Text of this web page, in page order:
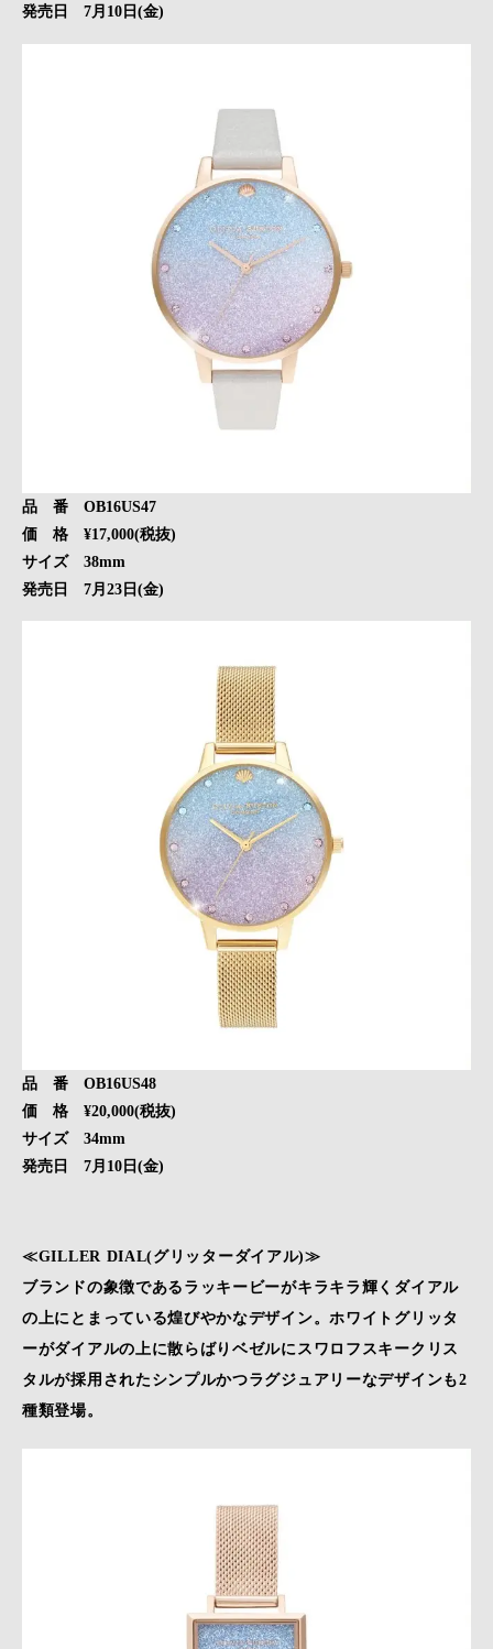
発売日 7月10日(金)
品 番 OB16US47
価 格 ¥17,000(税抜)
サイズ 38mm
発売日 7月23日(金)
品 番 OB16US48
価 格 ¥20,000(税抜)
サイズ 34mm
発売日 7月10日(金)
≪GILLER DIAL(グリッターダイアル)≫
ブランドの象徴であるラッキービーがキラキラ輝くダイアル
の上にとまっている煌びやかなデザイン。ホワイトグリッタ
ーがダイアルの上に散らばりベゼルにスワロフスキークリス
タルが採用されたシンプルかつラグジュアリーなデザインも2
種類登場。